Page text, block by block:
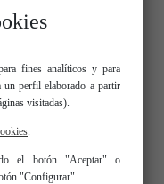
fines analíticos y para
un perfil elaborado a partir
visitadas).
.
el botón "Aceptar" o
"Configurar".